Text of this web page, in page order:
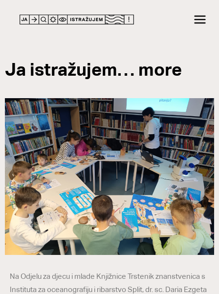
Ja istražujem… more
Na Odjelu za djecu i mlade Knjižnice Trstenik znanstvenica s
Instituta za oceanografiju i ribarstvo Split, dr. sc. Daria Ezgeta